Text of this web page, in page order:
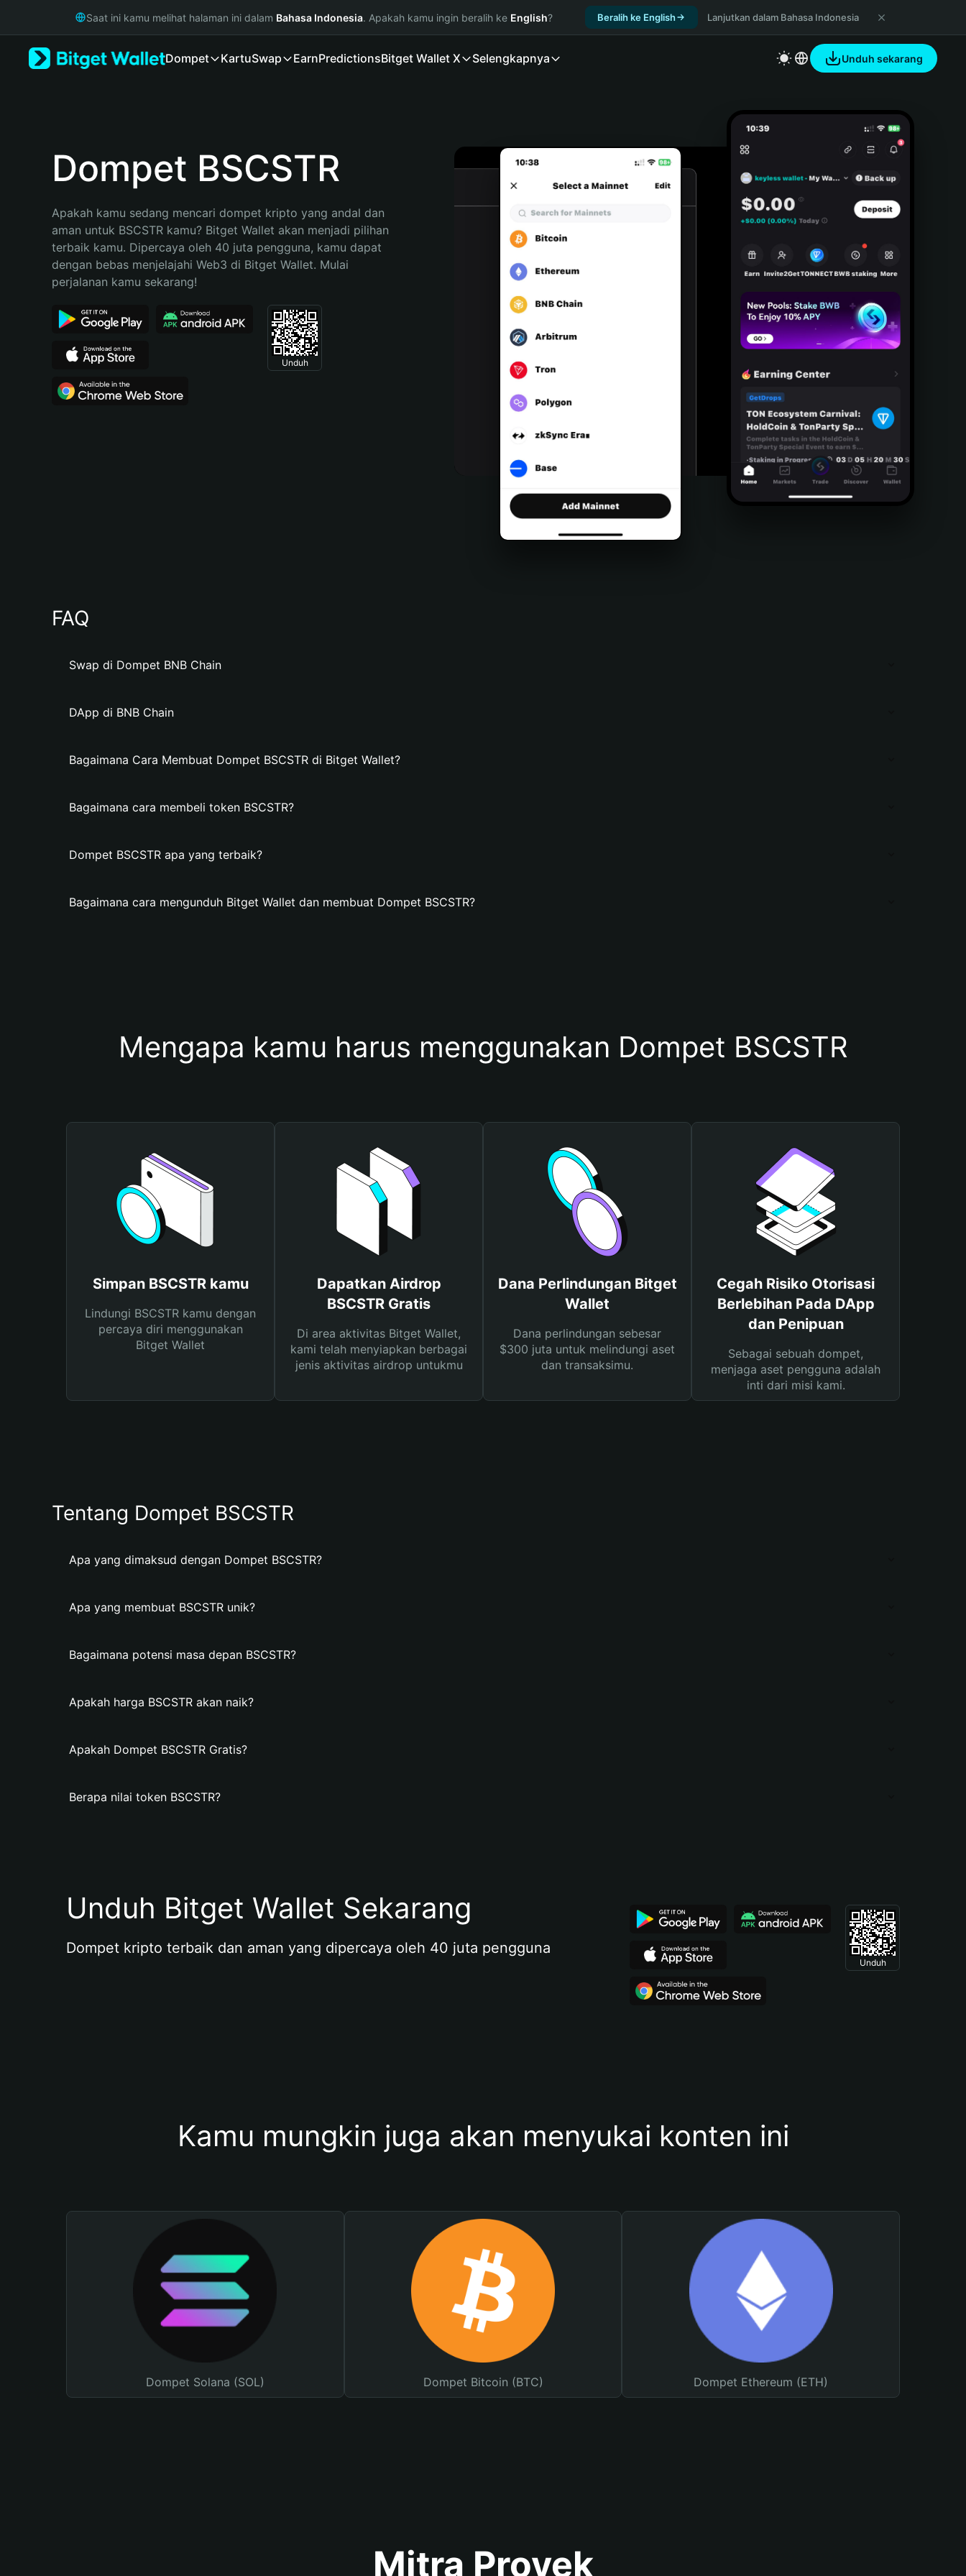
Русский
Bahasa Indonesia
Español (Argentina)
Saat ini kamu melihat halaman ini dalam Bahasa Indonesia. Apakah kamu ingin beralih ke English? Beralih ke English Lanjutkan dalam Bahasa Indonesia
Dompet KartuSwap EarnPredictionsBitget Wallet X Selengkapnya Unduh sekarang
Dompet BSCSTR
Apakah kamu sedang mencari dompet kripto yang andal dan
aman untuk BSCSTR kamu? Bitget Wallet akan menjadi pilihan
terbaik kamu. Dipercaya oleh 40 juta pengguna, kamu dapat
dengan bebas menjelajahi Web3 di Bitget Wallet. Mulai
perjalanan kamu sekarang!
Unduh
FAQ
Swap di Dompet BNB Chain
DApp di BNB Chain
Bagaimana Cara Membuat Dompet BSCSTR di Bitget Wallet?
Bagaimana cara membeli token BSCSTR?
Dompet BSCSTR apa yang terbaik?
Bagaimana cara mengunduh Bitget Wallet dan membuat Dompet BSCSTR?
Mengapa kamu harus menggunakan Dompet BSCSTR
Simpan BSCSTR kamu
Lindungi BSCSTR kamu dengan
percaya diri menggunakan
Bitget Wallet
Dapatkan Airdrop
BSCSTR Gratis
Di area aktivitas Bitget Wallet,
kami telah menyiapkan berbagai
jenis aktivitas airdrop untukmu
Dana Perlindungan Bitget
Wallet
Dana perlindungan sebesar
$300 juta untuk melindungi aset
dan transaksimu.
Cegah Risiko Otorisasi
Berlebihan Pada DApp
dan Penipuan
Sebagai sebuah dompet,
menjaga aset pengguna adalah
inti dari misi kami.
Tentang Dompet BSCSTR
Apa yang dimaksud dengan Dompet BSCSTR?
Apa yang membuat BSCSTR unik?
Bagaimana potensi masa depan BSCSTR?
Apakah harga BSCSTR akan naik?
Apakah Dompet BSCSTR Gratis?
Berapa nilai token BSCSTR?
Unduh Bitget Wallet Sekarang
Dompet kripto terbaik dan aman yang dipercaya oleh 40 juta pengguna
Unduh
Kamu mungkin juga akan menyukai konten ini
Dompet Solana (SOL) Dompet Bitcoin (BTC) Dompet Ethereum (ETH)
Mitra Proyek